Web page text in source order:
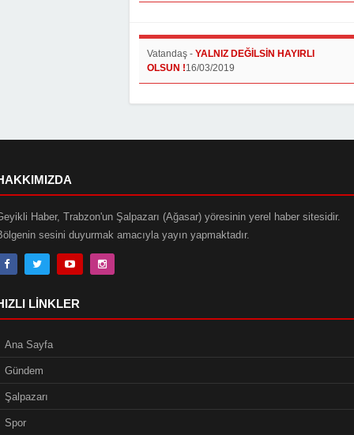
Vatandaş - YALNIZ DEĞİLSİN HAYIRLI
OLSUN !16/03/2019
Haber, Trabzon'un Şalpazarı (Ağasar) yöresinin yerel haber sitesidir.
sesini duyurmak amacıyla yayın yapmaktadır.
LINKLER
Ana Sayfa
Gündem
Şalpazarı
Spor